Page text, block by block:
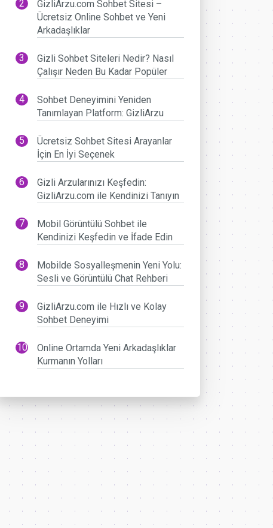
GizliArzu.com Sohbet Sitesi –
Ücretsiz Online Sohbet ve Yeni
Arkadaşlıklar
Gizli Sohbet Siteleri Nedir? Nasıl
Çalışır Neden Bu Kadar Popüler
Sohbet Deneyimini Yeniden
Tanımlayan Platform: GizliArzu
Ücretsiz Sohbet Sitesi Arayanlar
İçin En İyi Seçenek
Gizli Arzularınızı Keşfedin:
GizliArzu.com ile Kendinizi Tanıyın
Mobil Görüntülü Sohbet ile
Kendinizi Keşfedin ve İfade Edin
Mobilde Sosyalleşmenin Yeni Yolu:
Sesli ve Görüntülü Chat Rehberi
GizliArzu.com ile Hızlı ve Kolay
Sohbet Deneyimi
Online Ortamda Yeni Arkadaşlıklar
Kurmanın Yolları